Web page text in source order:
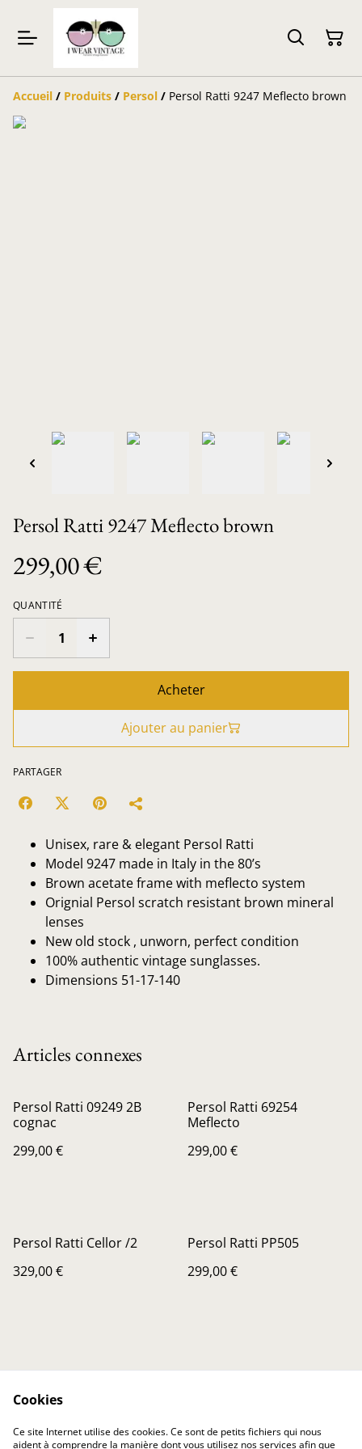
Accueil / Produits / Persol / Persol Ratti 9247 Meflecto brown
Persol Ratti 9247 Meflecto brown
299,00 €
QUANTITÉ
Acheter
Ajouter au panier
PARTAGER
Unisex, rare & elegant Persol Ratti
Model 9247 made in Italy in the 80’s
Brown acetate frame with meflecto system
Orignial Persol scratch resistant brown mineral
lenses
New old stock , unworn, perfect condition
100% authentic vintage sunglasses.
Dimensions 51-17-140
Articles connexes
Persol Ratti 09249 2B
cognac
299,00 €
Persol Ratti 69254
Meflecto
299,00 €
Persol Ratti Cellor /2
329,00 €
Persol Ratti PP505
299,00 €
Politique de
Politique de cookies
Cookies
Ce site Internet utilise des cookies. Ce sont de petits fichiers qui nous
aident à comprendre la manière dont vous utilisez nos services afin que